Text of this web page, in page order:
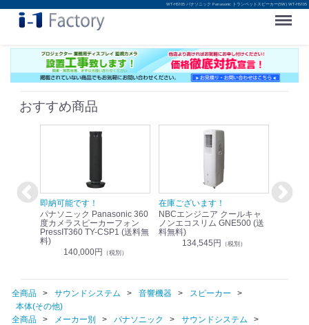
WT-HS105 パナソニック Panasonic トランペットスピーカー(5W) WT-HS105
Menu
おすすめ商品
即納可能です！
パナソニック Panasonic 360
度カメラスピーカーフォン
PressIT360 TY-CSP1 (送料無
料)
140,000円 （税別）
在庫ございます！
NBCエンジニア クールキャ
ノンエコスリム GNE500 (送
料無料)
134,545円 （税別）
即納可
全商品 サウンドシステム 音響機器
スピーカー
本体(その他)
全商品
メーカー別 パナソニック
サウンドシステム